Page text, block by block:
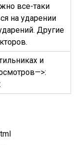
все-таки
на ударении
Другие
и